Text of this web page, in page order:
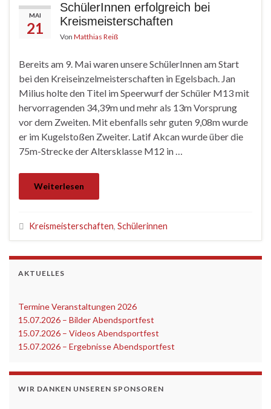
MAI
21
SchülerInnen erfolgreich bei
Kreismeisterschaften
Von Matthias Reiß
Bereits am 9. Mai waren unsere SchülerInnen am Start
bei den Kreiseinzelmeisterschaften in Egelsbach. Jan
Milius holte den Titel im Speerwurf der Schüler M13 mit
hervorragenden 34,39m und mehr als 13m Vorsprung
vor dem Zweiten. Mit ebenfalls sehr guten 9,08m wurde
er im Kugelstoßen Zweiter. Latif Akcan wurde über die
75m-Strecke der Altersklasse M12 in …
Weiterlesen
Kreismeisterschaften, Schülerinnen
AKTUELLES
Termine Veranstaltungen 2026
15.07.2026 – Bilder Abendsportfest
15.07.2026 – Videos Abendsportfest
15.07.2026 – Ergebnisse Abendsportfest
WIR DANKEN UNSEREN SPONSOREN